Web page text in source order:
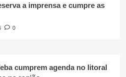
a imprensa e cumpre as
0
cumprem agenda no litoral